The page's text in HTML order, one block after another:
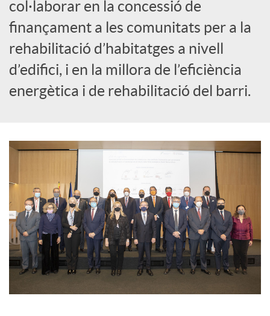
l
s
col·laborar en la concessió de
finançament a les comunitats per a la
rehabilitació d’habitatges a nivell
d’edifici, i en la millora de l’eficiència
energètica i de rehabilitació del barri.